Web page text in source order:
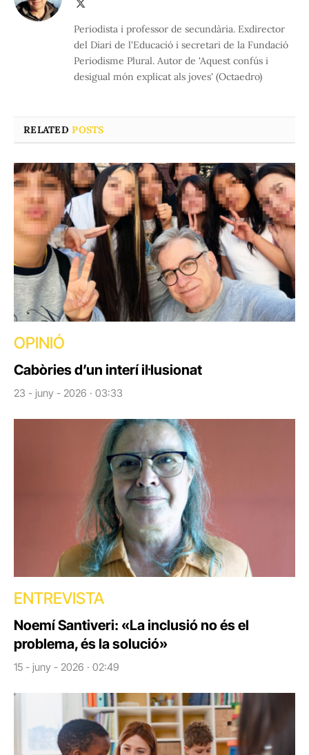
Periodista i professor de secundària. Exdirector
del Diari de l'Educació i secretari de la Fundació
Periodisme Plural. Autor de 'Aquest confús i
desigual món explicat als joves' (Octaedro)
RELATEDPOSTS
OPINIÓ
Cabòries d’un interí il·lusionat
23 - juny - 2026 · 03:33
ENTREVISTA
Noemí Santiveri: «La inclusió no és el
problema, és la solució»
15 - juny - 2026 · 02:49